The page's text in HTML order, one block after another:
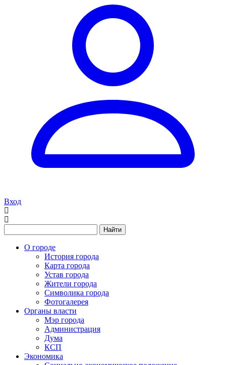
Вход
Найти
О городе
История города
Карта города
Устав города
Жители города
Символика города
Фотогалерея
Органы власти
Мэр города
Администрация
Дума
КСП
Экономика